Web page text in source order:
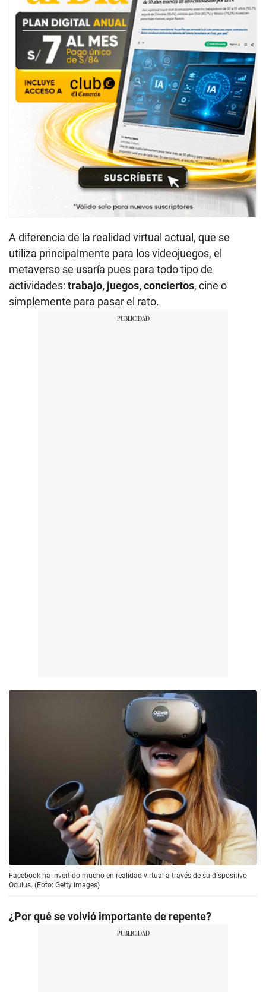
A diferencia de la realidad virtual actual, que se
utiliza principalmente para los videojuegos, el
metaverso se usaría pues para todo tipo de
actividades: trabajo, juegos, conciertos, cine o
simplemente para pasar el rato.
Facebook ha invertido mucho en realidad virtual a través de su dispositivo
Oculus. (Foto: Getty Images)
¿Por qué se volvió importante de repente?